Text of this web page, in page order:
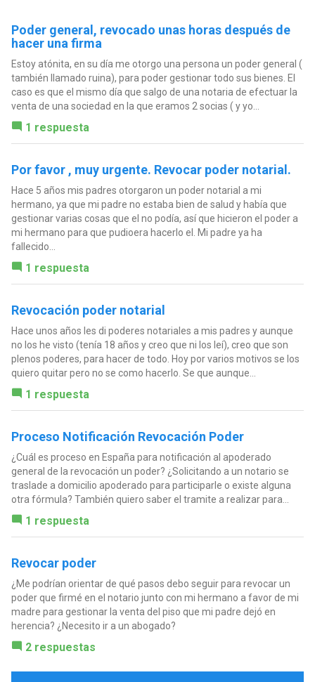
Poder general, revocado unas horas después de
hacer una firma
Estoy atónita, en su día me otorgo una persona un poder general (
también llamado ruina), para poder gestionar todo sus bienes. El
caso es que el mismo día que salgo de una notaria de efectuar la
venta de una sociedad en la que eramos 2 socias ( y yo...
1 respuesta
Por favor , muy urgente. Revocar poder notarial.
Hace 5 años mis padres otorgaron un poder notarial a mi
hermano, ya que mi padre no estaba bien de salud y había que
gestionar varias cosas que el no podía, así que hicieron el poder a
mi hermano para que pudioera hacerlo el. Mi padre ya ha
fallecido...
1 respuesta
Revocación poder notarial
Hace unos años les di poderes notariales a mis padres y aunque
no los he visto (tenía 18 años y creo que ni los leí), creo que son
plenos poderes, para hacer de todo. Hoy por varios motivos se los
quiero quitar pero no se como hacerlo. Se que aunque...
1 respuesta
Proceso Notificación Revocación Poder
¿Cuál es proceso en España para notificación al apoderado
general de la revocación un poder? ¿Solicitando a un notario se
traslade a domicilio apoderado para participarle o existe alguna
otra fórmula? También quiero saber el tramite a realizar para...
1 respuesta
Revocar poder
¿Me podrían orientar de qué pasos debo seguir para revocar un
poder que firmé en el notario junto con mi hermano a favor de mi
madre para gestionar la venta del piso que mi padre dejó en
herencia? ¿Necesito ir a un abogado?
2 respuestas